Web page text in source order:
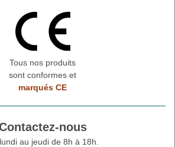
Tous nos produits
sont conformes et
marqués CE
nous
au jeudi de 8h à 18h.